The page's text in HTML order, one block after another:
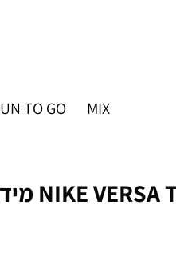
MIX
TO GO